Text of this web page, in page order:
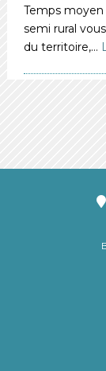
Temps
semi rural
du territoire,…